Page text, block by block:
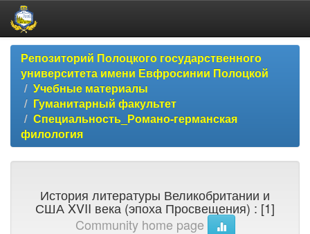
Skip
navigationРепозиторий Полоцкого государственного
университета имени Евфросинии Полоцкой
Учебные материалы
Гуманитарный факультет
Специальность_Романо-германская
филология
История литературы Великобритании и
США XVII века (эпоха Просвещения) : [1]
Community home page